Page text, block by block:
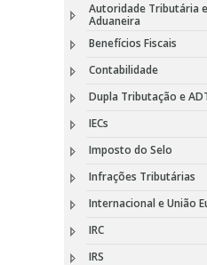
Autoridade Tributária e
Aduaneira
Benefícios Fiscais
Contabilidade
Dupla Tributação e
IECs
Imposto do Selo
Infrações Tributárias
Internacional e União
IRC
IRS